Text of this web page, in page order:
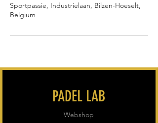
Sportpassie, Industrielaan, Bilzen-Hoeselt,
Belgium
PADEL LAB
Webshop